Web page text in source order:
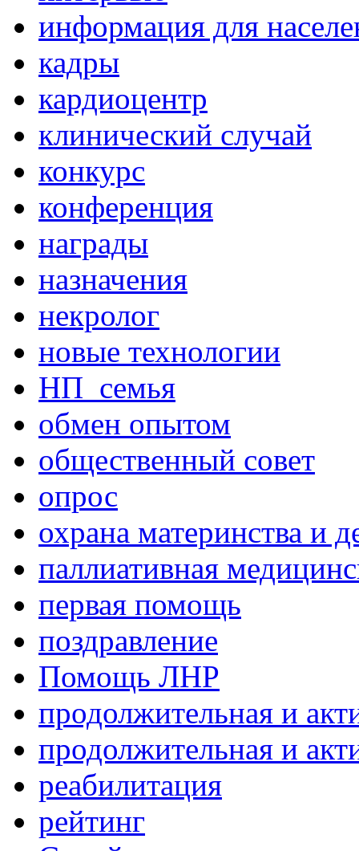
информация для
кадры
кардиоцентр
клинический случай
конкурс
конференция
награды
назначения
некролог
новые технологии
НП_семья
обмен опытом
общественный совет
опрос
охрана материнства и
паллиативная
первая помощь
поздравление
Помощь ЛНР
продолжительная и
продолжительная и
реабилитация
рейтинг